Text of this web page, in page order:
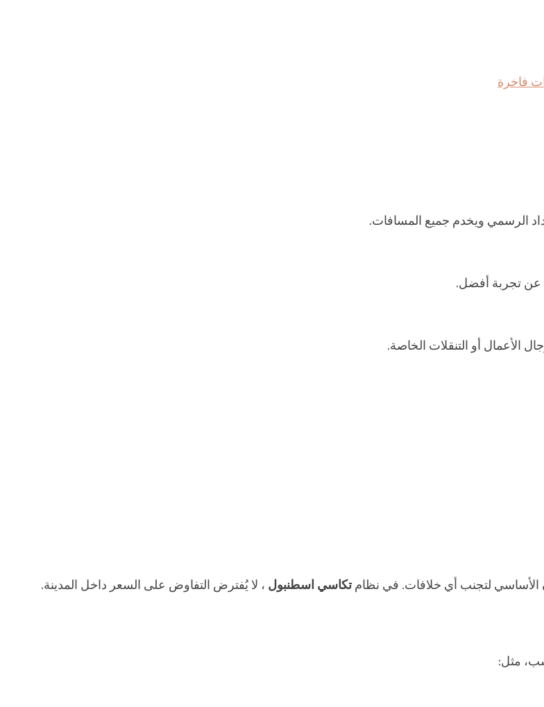
فاخرة
الرسمي ويخدم جميع المسافات.
عن تجربة أفضل.
الأعمال أو التنقلات الخاصة.
الأساسي لتجنب أي خلافات. في نظامتكاسي اسطنبول، لا يُفترض التفاوض على السعر داخل المدينة.
مثل: